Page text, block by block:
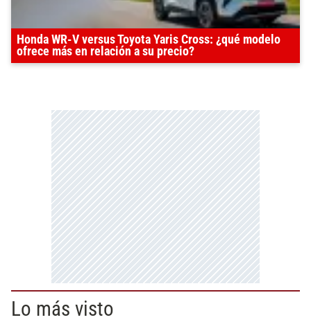
Honda WR-V versus Toyota Yaris Cross: ¿qué modelo
ofrece más en relación a su precio?
Lo más visto